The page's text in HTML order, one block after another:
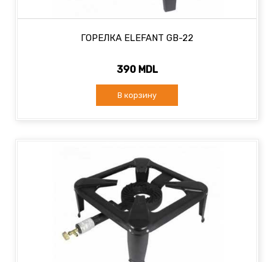
ГОРЕЛКА ELEFANT GB-22
390 MDL
В корзину